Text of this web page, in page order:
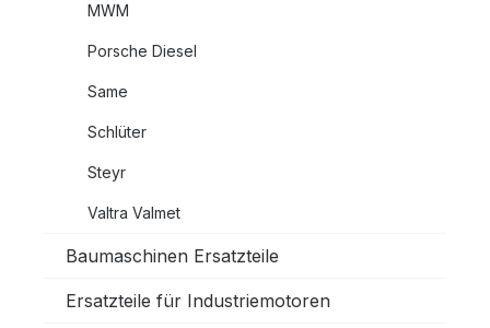
MWM
Porsche Diesel
Same
Schlüter
Steyr
Valtra Valmet
Baumaschinen Ersatzteile
Ersatzteile für Industriemotoren